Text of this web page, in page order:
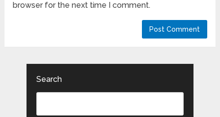
browser for the next time I comment.
Search